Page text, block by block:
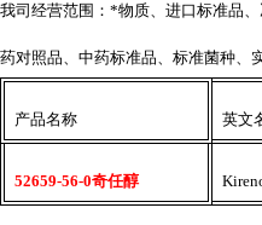
我司经营范围：*物质、进口标准品
药对照品、中药标准品、标准菌种、
产品名称 英文
52659-56-0奇任醇